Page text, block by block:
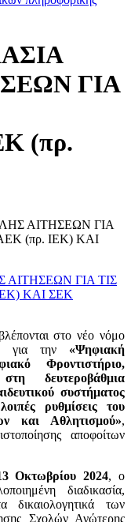
ΓΙΑ
(πρ.
ΑΙΤΗΣΕΩΝ ΓΙΑ
(πρ. ΙΕΚ) ΚΑΙ
στο νέο νόμο
για την «Ψηφιακή
Φροντιστήριο,
δευτεροβάθμια
συστήματος
ρυθμίσεις του
και Αθλητισμού»,
αποφοίτων
Οκτωβρίου 2024, ο
διαδικασία,
δικαιολογητικά των
Σχολών Ανώτερης